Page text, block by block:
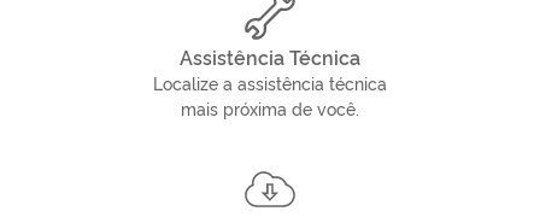
Assistência Técnica
Localize a assistência técnica
mais próxima de você.